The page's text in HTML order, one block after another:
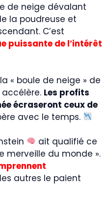
de neige dévalant
la poudreuse et
C’est
puissante de l’intérêt
« boule de neige » de
Les profits
écraseront ceux de
avec le temps.
ait qualifié ce
merveille du monde ».
autres le paient